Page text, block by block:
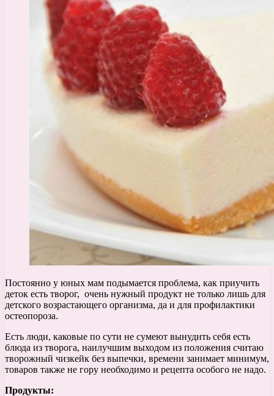
Постоянно у юных мам подымается проблема, как приучить
деток есть творог, очень нужный продукт не только лишь для
детского возрастающего организма, да и для профилактики
остеопороза.
Есть люди, каковые по сути не сумеют вынудить себя есть
блюда из творога, наилучшим выходом из положения считаю
творожный чизкейк без выпечки, времени занимает минимум,
товаров также не гору необходимо и рецепта особого не надо.
Продукты: